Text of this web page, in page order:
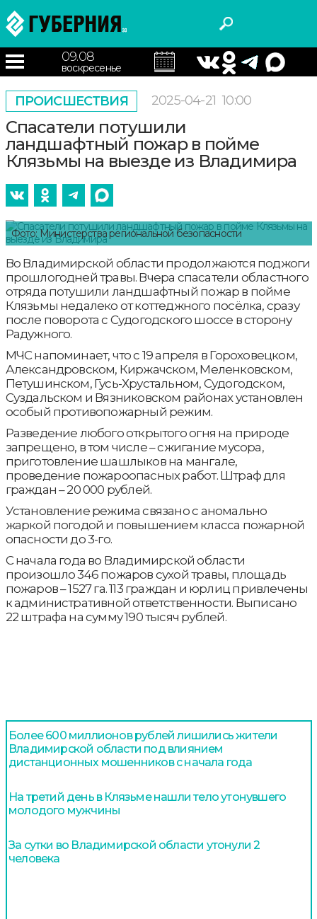
09.08
воскресенье
ПРОИСШЕСТВИЯ 2025-04-21 10:00
Спасатели потушили
ландшафтный пожар в пойме
Клязьмы на выезде из Владимира
Фото: Министерства региональной безопасности
Во Владимирской области продолжаются поджоги
прошлогодней травы. Вчера спасатели областного
отряда потушили ландшафтный пожар в пойме
Клязьмы недалеко от коттеджного посёлка, сразу
после поворота с Судогодского шоссе в сторону
Радужного.
МЧС напоминает, что с 19 апреля в Гороховецком,
Александровском, Киржачском, Меленковском,
Петушинском, Гусь-Хрустальном, Судогодском,
Суздальском и Вязниковском районах установлен
особый противопожарный режим.
Разведение любого открытого огня на природе
запрещено, в том числе – сжигание мусора,
приготовление шашлыков на мангале,
проведение пожароопасных работ. Штраф для
граждан – 20 000 рублей.
Установление режима связано с аномально
жаркой погодой и повышением класса пожарной
опасности до 3-го.
С начала года во Владимирской области
произошло 346 пожаров сухой травы, площадь
пожаров – 1527 га. 113 граждан и юрлиц привлечены
к административной ответственности. Выписано
22 штрафа на сумму 190 тысяч рублей.
Более 600 миллионов рублей лишились жители
Владимирской области под влиянием
дистанционных мошенников с начала года
На третий день в Клязьме нашли тело утонувшего
молодого мужчины
За сутки во Владимирской области утонули 2
человека